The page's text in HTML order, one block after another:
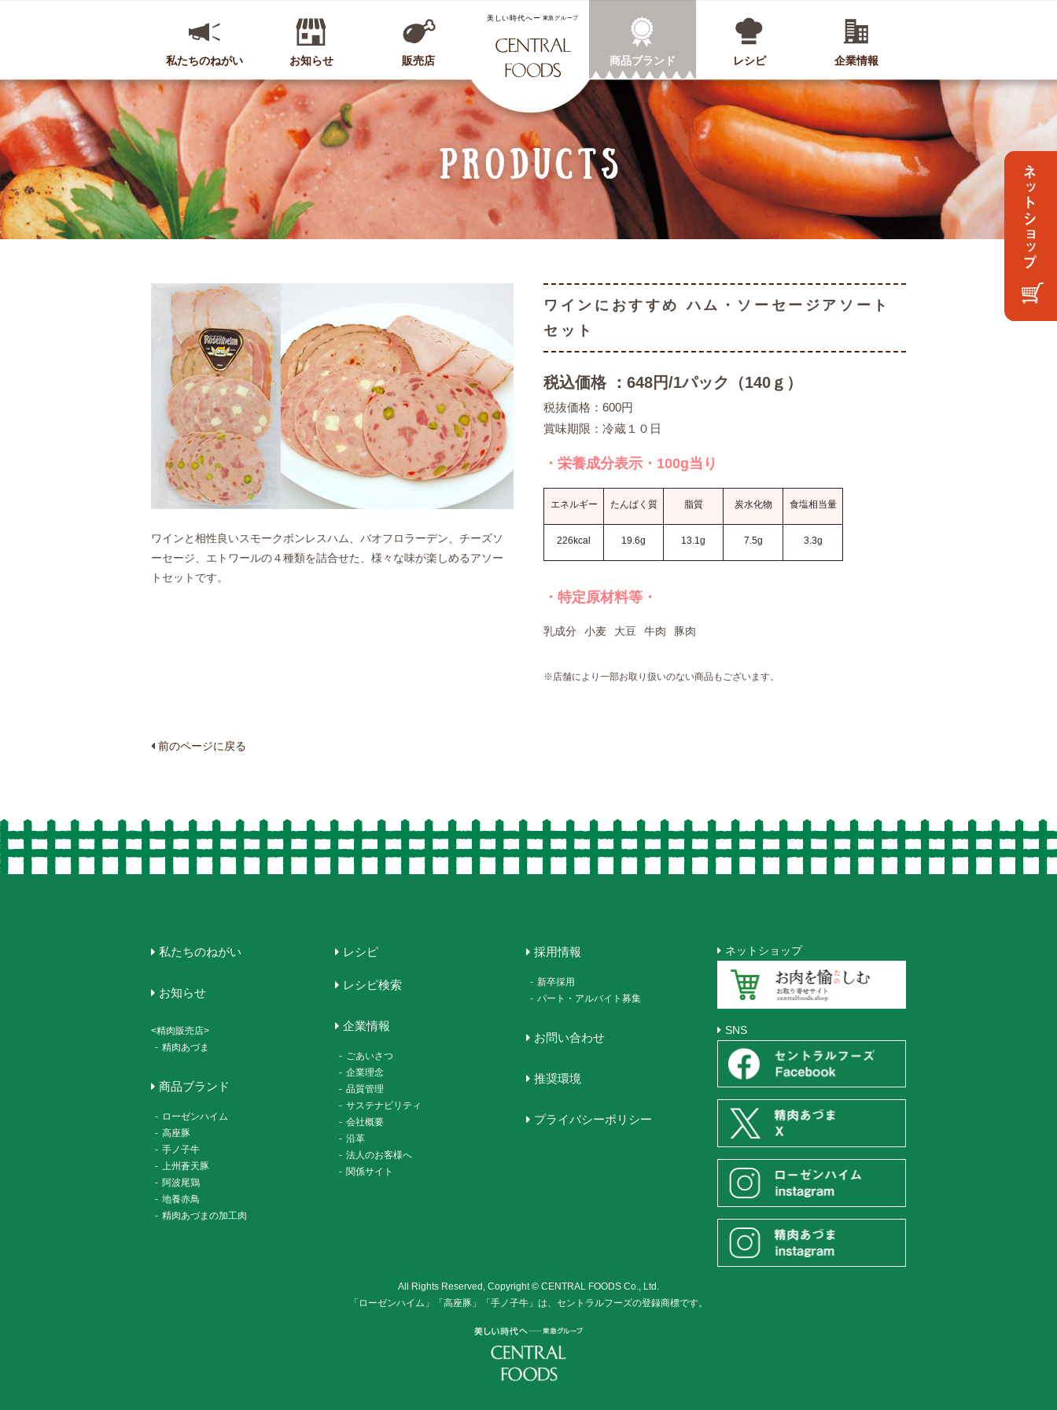
CENTRAL FOODS
私たちのねがい お知らせ 販売店 商品ブランド レシピ 企業情報
ワインと相性良いスモークボンレスハム、バオフロラーデン、チーズソ
ーセージ、エトワールの４種類を詰合せた、様々な味が楽しめるアソー
トセットです。
ワインにおすすめ ハム・ソーセージアソート
セット
税込価格 ：648円/1パック（140ｇ）
税抜価格：600円
賞味期限：冷蔵１０日
・栄養成分表示・100g当り
エネルギー
226kcal
たんぱく質
19.6g
脂質
13.1g
炭水化物
7.5g
食塩相当量
3.3g
・特定原材料等・
乳成分 小麦 大豆 牛肉 豚肉
※店舗により一部お取り扱いのない商品もございます。
前のページに戻る
ネットショップ
SNS
私たちのねがい
お知らせ
<精肉販売店>
- 精肉あづま
商品ブランド
- ローゼンハイム
- 高座豚
- 手ノ子牛
- 上州蒼天豚
- 阿波尾鶏
- 地養赤鳥
- 精肉あづまの加工肉
レシピ
レシピ検索
企業情報
- ごあいさつ
- 企業理念
- 品質管理
- サステナビリティ
- 会社概要
- 沿革
- 法人のお客様へ
- 関係サイト
採用情報
- 新卒採用
- パート・アルバイト募集
お問い合わせ
推奨環境
プライバシーポリシー
All Rights Reserved, Copyright © CENTRAL FOODS Co., Ltd.
「ローゼンハイム」「高座豚」「手ノ子牛」は、セントラルフーズの登録商標です。